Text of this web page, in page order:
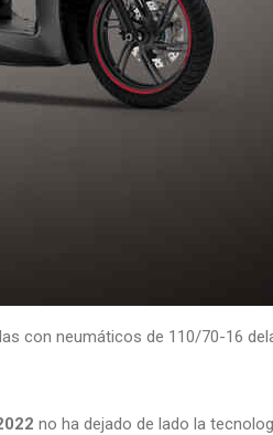
con neumáticos de 110/70-16
no ha dejado de lado la